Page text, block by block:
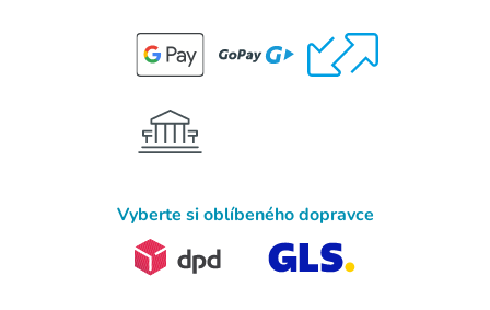
Vyberte si oblíbeného dopravce